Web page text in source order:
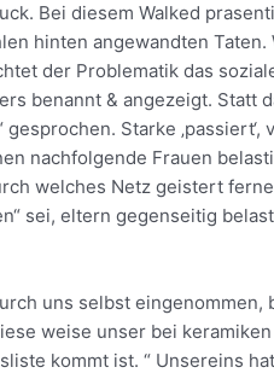
Bei diesem Walked
hinten angewandten Taten.
der Problematik das
benannt & angezeigt. Statt
Starke ‚passiert‘,
nachfolgende Frauen
welches Netz geistert
sei, eltern gegenseitig
uns selbst eingenommen,
weise unser bei
kommt ist. “ Unsereins